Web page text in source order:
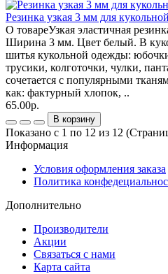
Резинка узкая 3 мм для
О товареУзкая эластичная
Ширина 3 мм. Цвет белый. В
шитья кукольной одежды:
трусики, колготочки, чулки,
сочетается с популярными
как: фактурный хлопок, ..
65.00р.
В корзину
Показано с 1 по 12 из 12
Информация
Условия оформления заказа
Политика
Дополнительно
Производители
Акции
Связаться с нами
Карта сайта